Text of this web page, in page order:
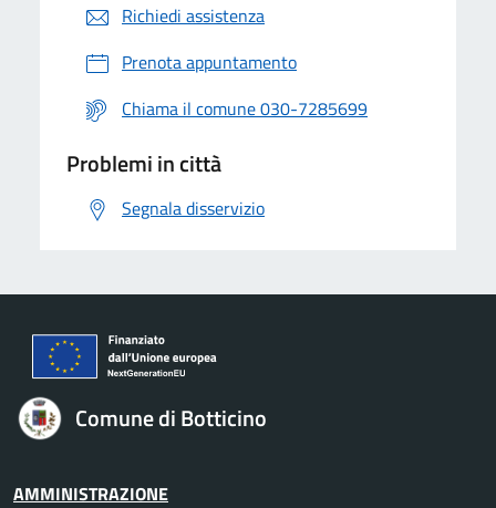
Richiedi assistenza
Prenota appuntamento
Chiama il comune 030-7285699
Problemi in città
Segnala disservizio
Comune di Botticino
AMMINISTRAZIONE